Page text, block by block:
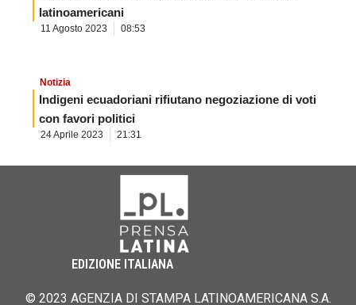
latinoamericani
11 Agosto 2023 08:53
Notizia
Indigeni ecuadoriani rifiutano negoziazione di voti
con favori politici
24 Aprile 2023 21:31
EDIZIONE ITALIANA
© 2023 AGENZIA DI STAMPA LATINOAMERICANA S.A.